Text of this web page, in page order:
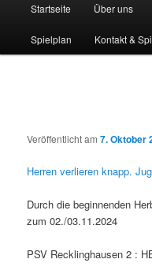
Startseite Über uns
Spielplan Kontakt &
Veröffentlicht am7. Oktober
Herren verlieren knapp.
Durch die beginnenden
zum 02./03.11.2024
PSV Recklinghausen 2 :